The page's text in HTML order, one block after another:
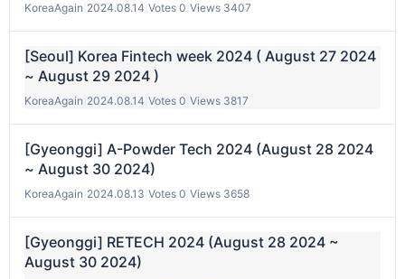
KoreaAgain 2024.08.14 Votes 0 Views 3407
[Seoul] Korea Fintech week 2024 ( August 27 2024
~ August 29 2024 )
KoreaAgain 2024.08.14 Votes 0 Views 3817
[Gyeonggi] A-Powder Tech 2024 (August 28 2024
~ August 30 2024)
KoreaAgain 2024.08.13 Votes 0 Views 3658
[Gyeonggi] RETECH 2024 (August 28 2024 ~
August 30 2024)